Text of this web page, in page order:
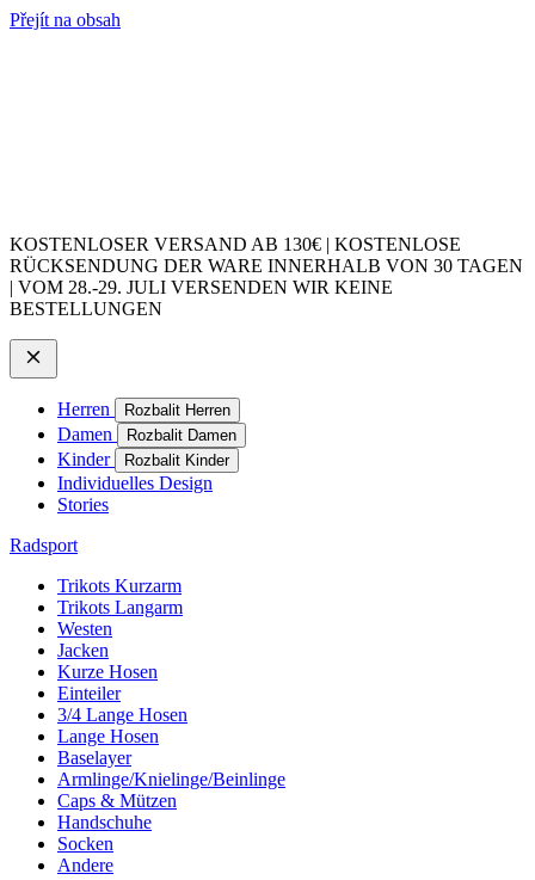
Přejít na obsah
KOSTENLOSER VERSAND AB 130€ | KOSTENLOSE
RÜCKSENDUNG DER WARE INNERHALB VON 30 TAGEN
| VOM 28.-29. JULI VERSENDEN WIR KEINE
BESTELLUNGEN
Herren Rozbalit Herren
Damen Rozbalit Damen
Kinder Rozbalit Kinder
Individuelles Design
Stories
Radsport
Trikots Kurzarm
Trikots Langarm
Westen
Jacken
Kurze Hosen
Einteiler
3/4 Lange Hosen
Lange Hosen
Baselayer
Armlinge/Knielinge/Beinlinge
Caps & Mützen
Handschuhe
Socken
Andere